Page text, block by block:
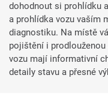
dohodnout si prohlídku
a prohlídka vozu vaším
diagnostiku. Na místě
pojištění i
vozu mají informativní
detaily stavu a přesné